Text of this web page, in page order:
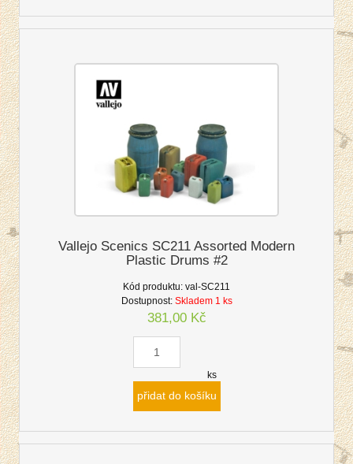
Vallejo Scenics SC211 Assorted Modern
Plastic Drums #2
Kód produktu: val-SC211
Dostupnost: Skladem 1 ks
381,00 Kč
ks
přidat do košíku